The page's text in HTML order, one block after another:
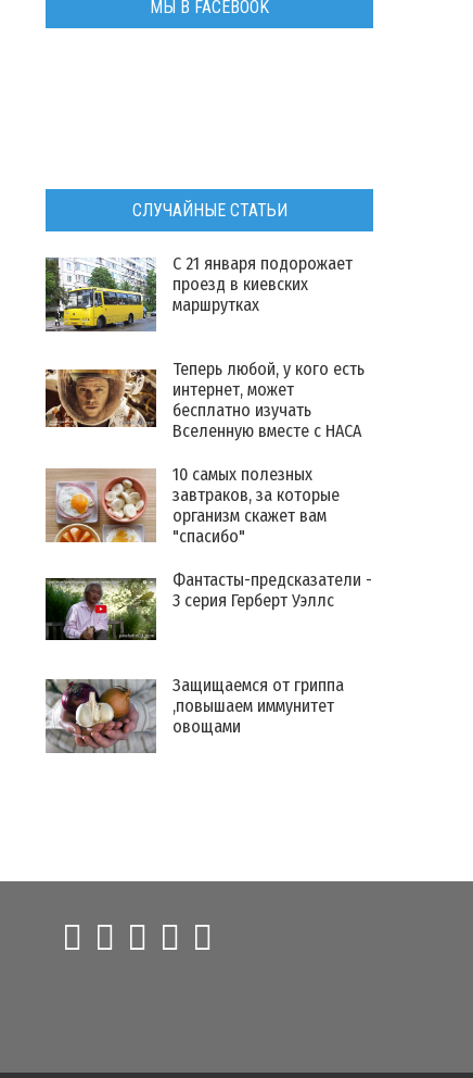
МЫ В FACEBOOK
СЛУЧАЙНЫЕ СТАТЬИ
С 21 января подорожает
проезд в киевских
маршрутках
Теперь любой, у кого есть
интернет, может
бесплатно изучать
Вселенную вместе с НАСА
10 самых полезных
завтраков, за которые
организм скажет вам
"спасибо"
Фантасты-предсказатели -
3 серия Герберт Уэллс
Защищаемся от гриппа
,повышаем иммунитет
овощами